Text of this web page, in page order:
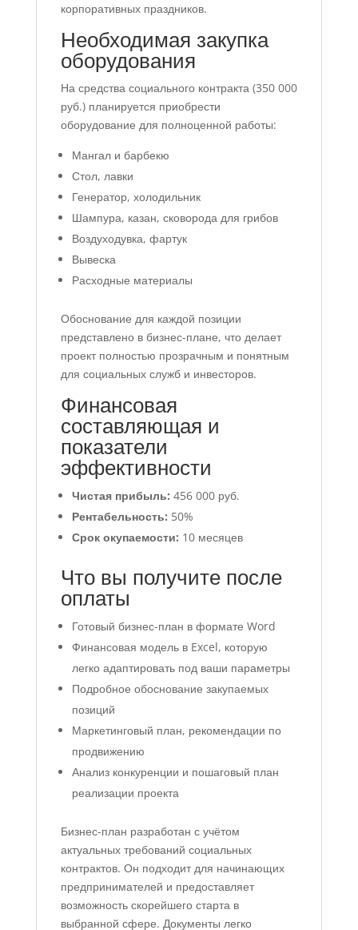
корпоративных праздников.
Необходимая закупка
оборудования
На средства социального контракта (350 000
руб.) планируется приобрести
оборудование для полноценной работы:
Мангал и барбекю
Стол, лавки
Генератор, холодильник
Шампура, казан, сковорода для грибов
Воздуходувка, фартук
Вывеска
Расходные материалы
Обоснование для каждой позиции
представлено в бизнес-плане, что делает
проект полностью прозрачным и понятным
для социальных служб и инвесторов.
Финансовая
составляющая и
показатели
эффективности
Чистая прибыль: 456 000 руб.
Рентабельность: 50%
Срок окупаемости: 10 месяцев
Что вы получите после
оплаты
Готовый бизнес-план в формате Word
Финансовая модель в Excel, которую
легко адаптировать под ваши параметры
Подробное обоснование закупаемых
позиций
Маркетинговый план, рекомендации по
продвижению
Анализ конкуренции и пошаговый план
реализации проекта
Бизнес-план разработан с учётом
актуальных требований социальных
контрактов. Он подходит для начинающих
предпринимателей и предоставляет
возможность скорейшего старта в
выбранной сфере. Документы легко